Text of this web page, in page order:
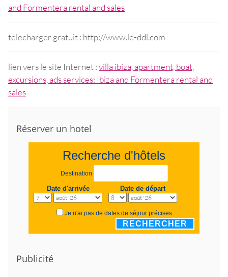
telecharger gratuit : http://www.le-ddl.com
lien vers le site Internet :villa ibiza, apartment, boat,
excursions, ads services: Ibiza and Formentera rental and
sales
Réserver un hotel
Recherche d'hôtels
Destination
Date d'arrivée Date de départ
Je n'ai pas de dates de séjour précises
RECHERCHER
Publicité